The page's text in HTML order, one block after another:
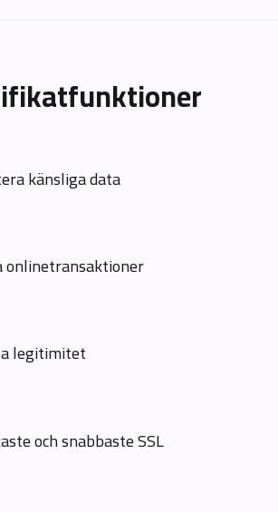
känsliga data
onlinetransaktioner
legitimitet
och snabbaste SSL